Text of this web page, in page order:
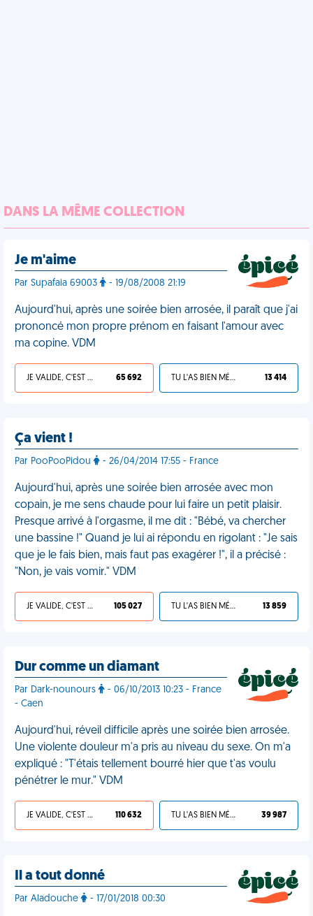
DANS LA MÊME COLLECTION
Je m'aime
Par Supafaia 69003 - 19/08/2008 21:19
Aujourd'hui, après une soirée bien arrosée, il paraît que j'ai
prononcé mon propre prénom en faisant l'amour avec
ma copine. VDM
JE VALIDE, C'EST UNE VDM 65 692 TU L'AS BIEN MÉRITÉ 13 414
Ça vient !
Par PooPooPidou - 26/04/2014 17:55 - France
Aujourd'hui, après une soirée bien arrosée avec mon
copain, je me sens chaude pour lui faire un petit plaisir.
Presque arrivé à l'orgasme, il me dit : "Bébé, va chercher
une bassine !" Quand je lui ai répondu en rigolant : "Je sais
que je le fais bien, mais faut pas exagérer !", il a précisé :
"Non, je vais vomir." VDM
JE VALIDE, C'EST UNE VDM 105 027 TU L'AS BIEN MÉRITÉ 13 859
Dur comme un diamant
Par Dark-nounours
- 06/10/2013 10:23 - France
- Caen
Aujourd'hui, réveil difficile après une soirée bien arrosée.
Une violente douleur m'a pris au niveau du sexe. On m'a
expliqué : "T'étais tellement bourré hier que t'as voulu
pénétrer le mur." VDM
JE VALIDE, C'EST UNE VDM 110 632 TU L'AS BIEN MÉRITÉ 39 987
Il a tout donné
Par Aladouche - 17/01/2018 00:30